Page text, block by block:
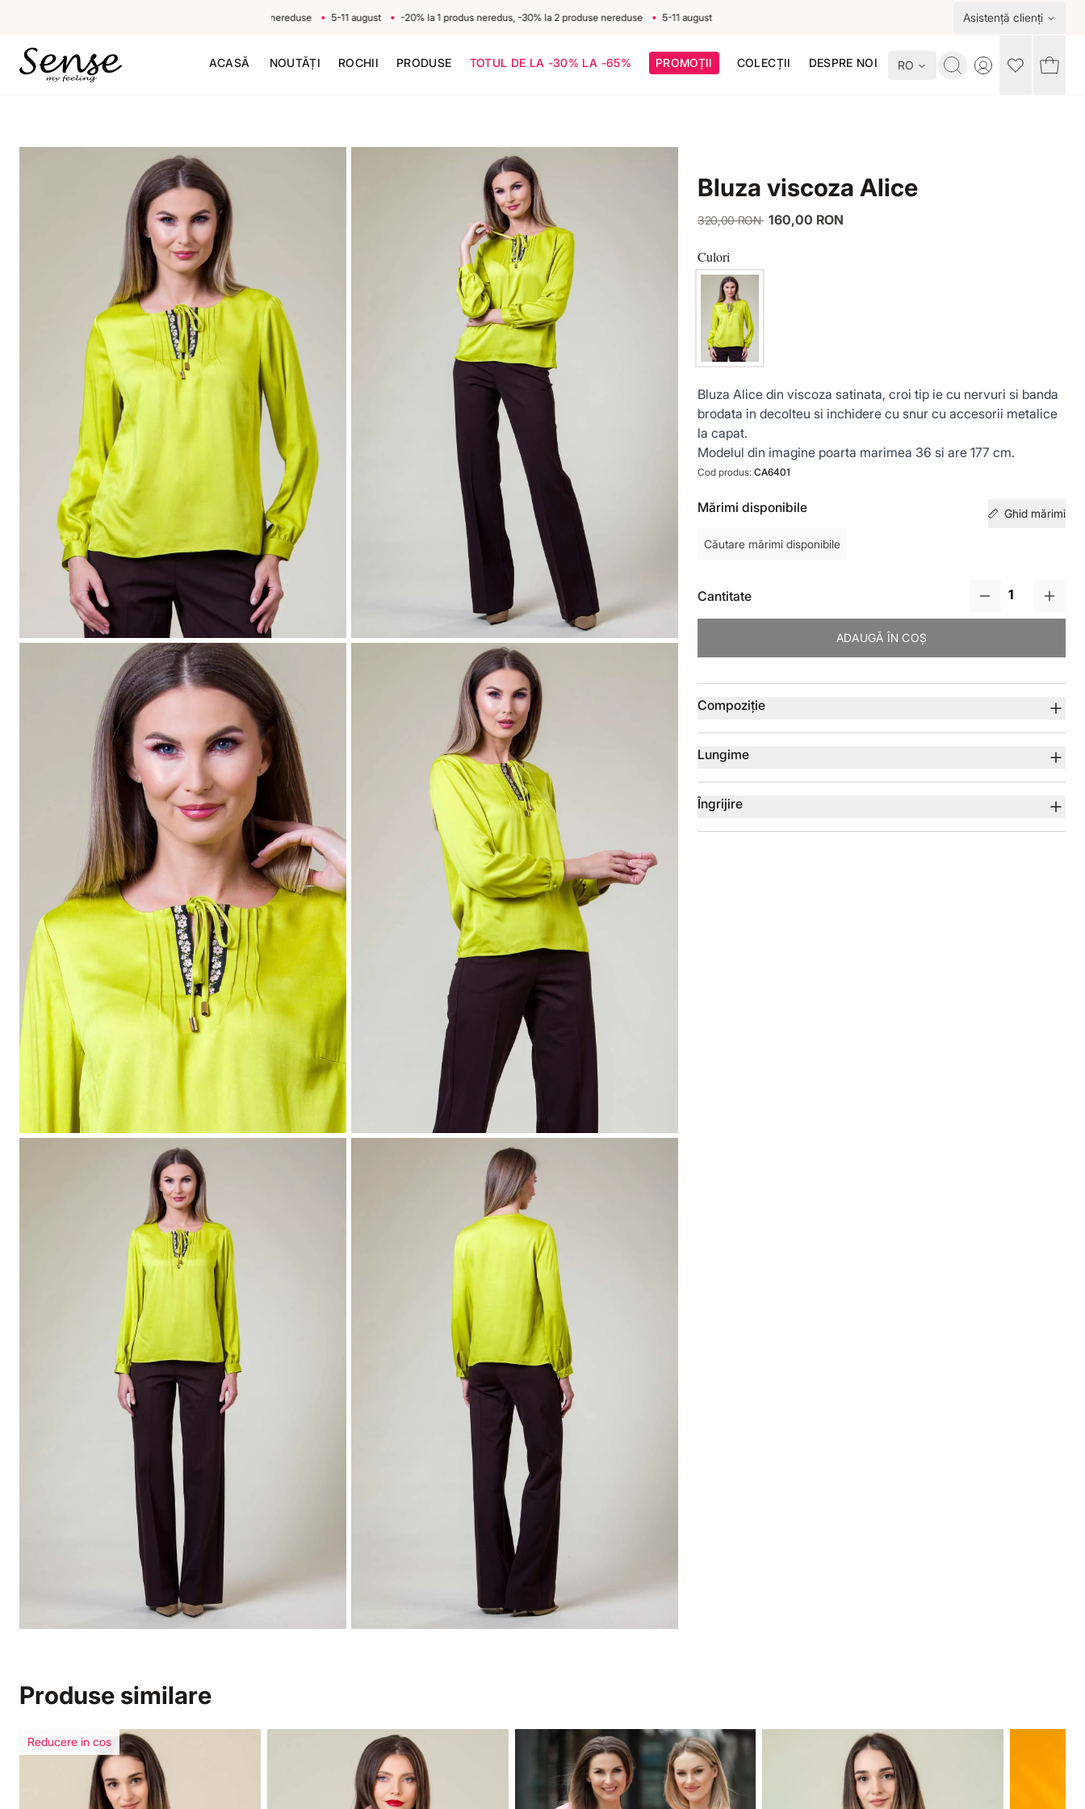
-20% la 1 produs neredus, -30% la 2 produse nereduse 5-11 august -20% la 1 produs neredus, -30% la 2 produse nereduse 5-11 august Asistență clienți
ACASĂ NOUTĂȚI ROCHII PRODUSE TOTUL DE LA -30% LA -65% PROMOȚII COLECȚII DESPRE NOI RO Toggle account
Bluza viscoza Alice
320,00 RON 160,00 RON
Culori
Bluza Alice din viscoza satinata, croi tip ie cu nervuri si banda
brodata in decolteu si inchidere cu snur cu accesorii metalice
la capat.
Modelul din imagine poarta marimea 36 si are 177 cm.
Cod produs: CA6401
Mărimi disponibile Ghid mărimi
Căutare mărimi disponibile
Cantitate
ADAUGĂ ÎN COȘ
Compoziție
Lungime
Îngrijire
Produse similare
Reducere in cos